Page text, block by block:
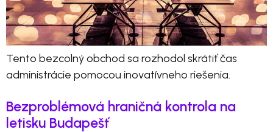
Tento bezcolný obchod sa rozhodol skrátiť čas
administrácie pomocou inovatívneho riešenia.
Bezproblémová hraničná kontrola na
letisku Budapešť